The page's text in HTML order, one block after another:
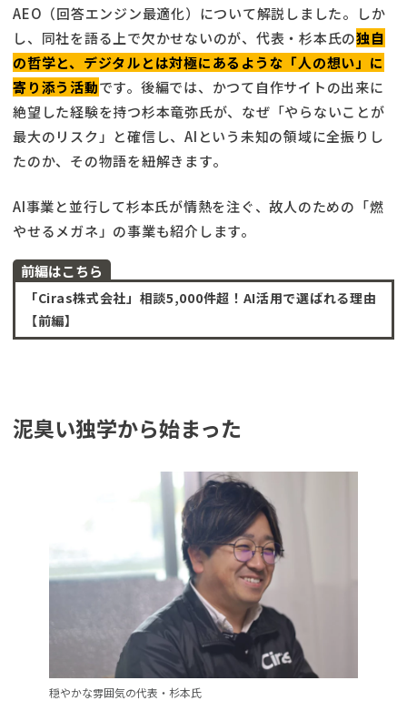
AEO（回答エンジン最適化）について解説しました。しか
し、同社を語る上で欠かせないのが、代表・杉本氏の独自
の哲学と、デジタルとは対極にあるような「人の想い」に
寄り添う活動です。後編では、かつて自作サイトの出来に
絶望した経験を持つ杉本竜弥氏が、なぜ「やらないことが
最大のリスク」と確信し、AIという未知の領域に全振りし
たのか、その物語を紐解きます。
AI事業と並行して杉本氏が情熱を注ぐ、故人のための「燃
やせるメガネ」の事業も紹介します。
前編はこちら
「Ciras株式会社」相談5,000件超！AI活用で選ばれる理由
【前編】
泥臭い独学から始まった
穏やかな雰囲気の代表・杉本氏